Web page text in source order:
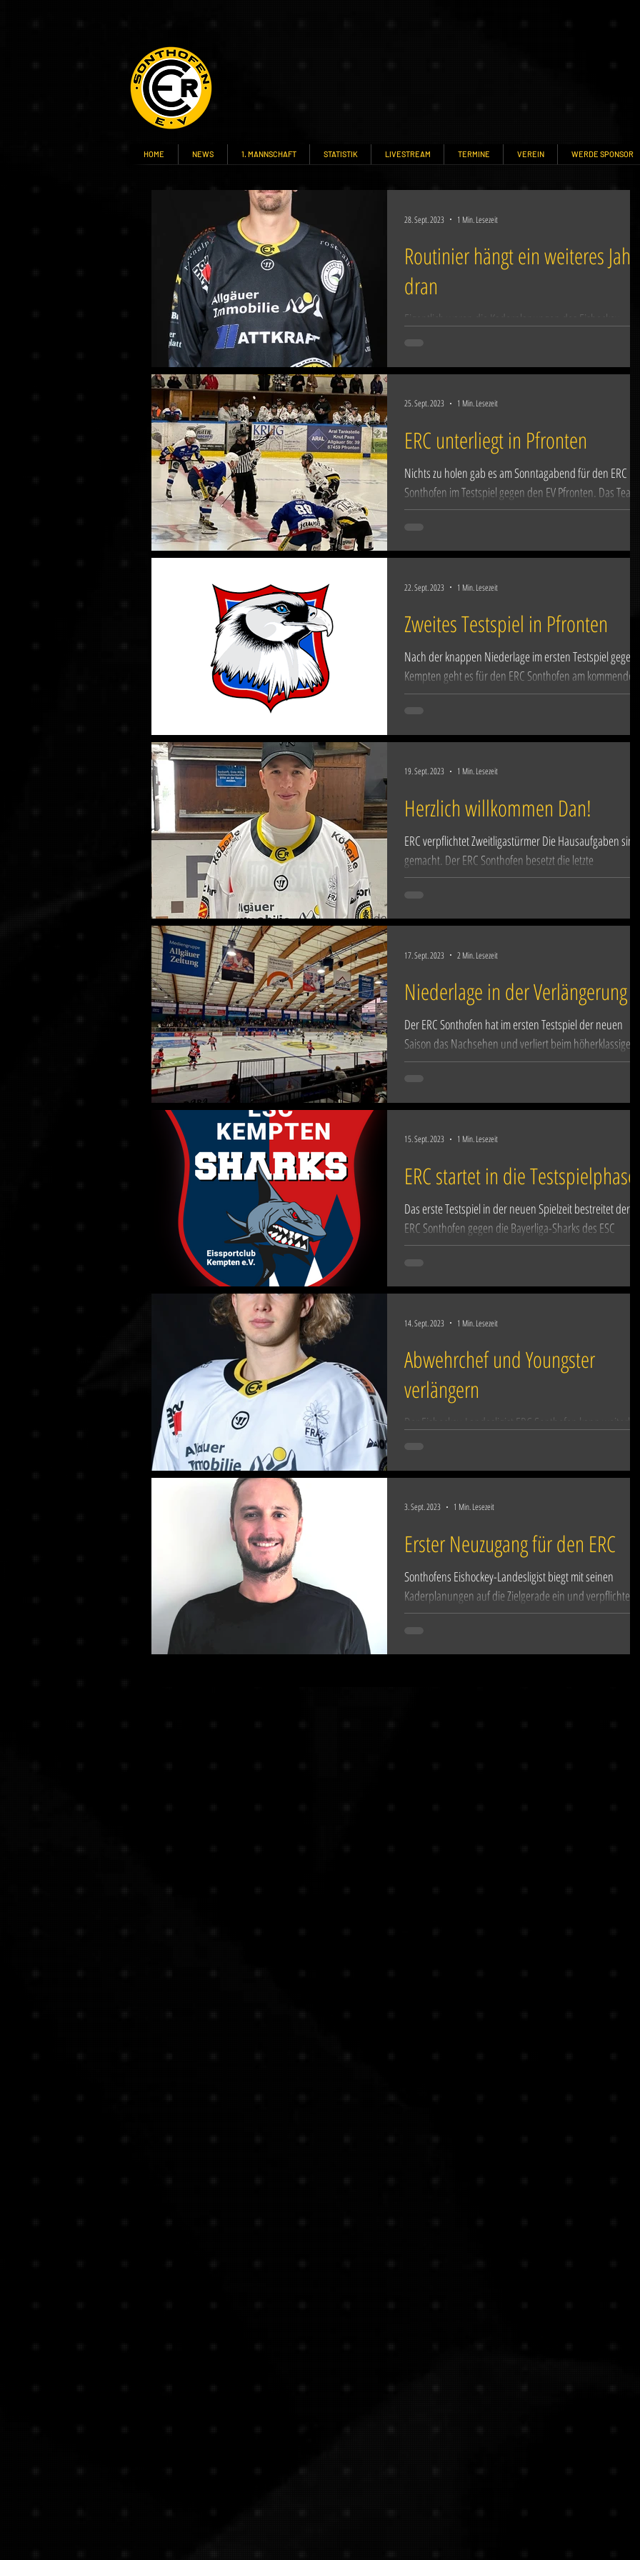
HOME NEWS 1. MANNSCHAFT STATISTIK LIVESTREAM TERMINE VEREIN WERDE SPONSOR
Routinier hängt ein weiteres Jahr
dran
Eigentlich waren die Kaderplanungen des Eishockey-
28. Sept. 2023 1 Min. Lesezeit
ERC unterliegt in Pfronten
Nichts zu holen gab es am Sonntagabend für den ERC
Sonthofen im Testspiel gegen den EV Pfronten. Das Team
um Coach Helmut Wahl unterlag...
25. Sept. 2023 1 Min. Lesezeit
Zweites Testspiel in Pfronten
Nach der knappen Niederlage im ersten Testspiel gegen
Kempten geht es für den ERC Sonthofen am kommenden
Sonntag nach Pfronten. Das...
22. Sept. 2023 1 Min. Lesezeit
Herzlich willkommen Dan!
ERC verpflichtet Zweitligastürmer Die Hausaufgaben sind
gemacht. Der ERC Sonthofen besetzt die letzte
Stürmerstelle mit Dan Przybyla und...
19. Sept. 2023 1 Min. Lesezeit
Niederlage in der Verlängerung
Der ERC Sonthofen hat im ersten Testspiel der neuen
Saison das Nachsehen und verliert beim höherklassigen
Bayernligisten und...
17. Sept. 2023 2 Min. Lesezeit
ERC startet in die Testspielphase
Das erste Testspiel in der neuen Spielzeit bestreitet der
ERC Sonthofen gegen die Bayerliga-Sharks des ESC
Kempten. Die Vorfreude auf den...
15. Sept. 2023 1 Min. Lesezeit
Abwehrchef und Youngster
verlängern
Der Eishockey-Landesligist ERC Sonthofen kann
14. Sept. 2023 1 Min. Lesezeit
Erster Neuzugang für den ERC
Sonthofens Eishockey-Landesligist biegt mit seinen
Kaderplanungen auf die Zielgerade ein und verpflichtet
mit Niklas Arnold einen...
3. Sept. 2023 1 Min. Lesezeit